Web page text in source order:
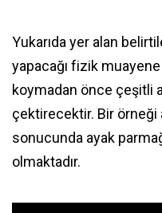
Yukarıda yer alan
yapacağı fizik muayene
koymadan önce çeşitli
çektirecektir. Bir örneği
sonucunda ayak
olmaktadır.